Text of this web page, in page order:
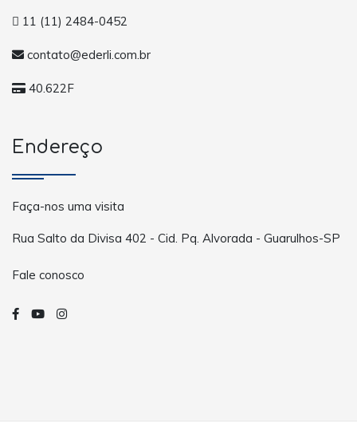
11 (11) 2484-0452
contato@ederli.com.br
40.622F
Endereço
Faça-nos uma visita
Rua Salto da Divisa 402 - Cid. Pq. Alvorada - Guarulhos-SP
Fale conosco